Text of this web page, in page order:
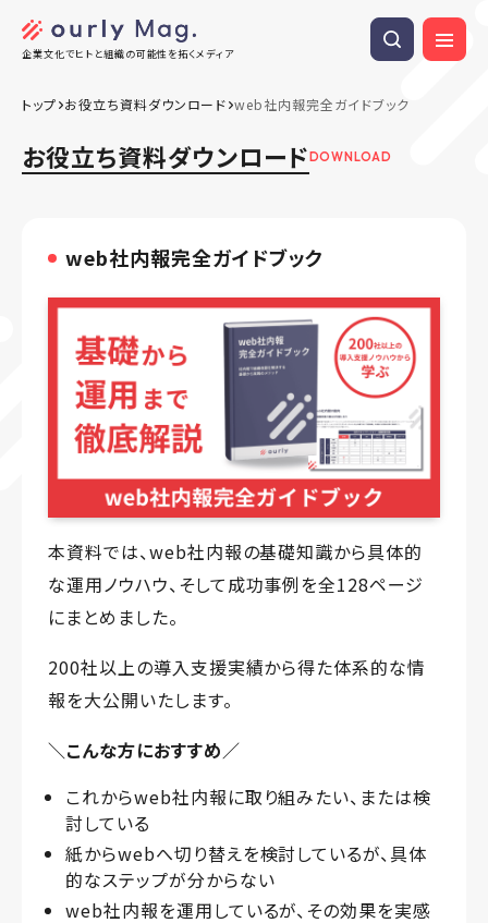
企業文化でヒトと組織の可能性を拓くメディア
トップ お役立ち資料ダウンロード web社内報完全ガイドブック
お役立ち資料ダウンロードDOWNLOAD
web社内報完全ガイドブック
本資料では、web社内報の基礎知識から具体的
な運用ノウハウ、そして成功事例を全128ページ
にまとめました。
200社以上の導入支援実績から得た体系的な情
報を大公開いたします。
＼こんな方におすすめ／
これからweb社内報に取り組みたい、または検
討している
紙からwebへ切り替えを検討しているが、具体
的なステップが分からない
web社内報を運用しているが、その効果を実感